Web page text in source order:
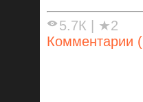
5.7К | ★2
Комментарии (